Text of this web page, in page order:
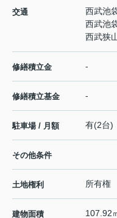
交通 西武池
西武池
西武狭
修繕積立金 -
修繕積立基金 -
駐車場 / 月額 有(2台)
その他条件
土地権利 所有権
建物面積 107.92